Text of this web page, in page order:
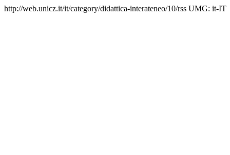
http://web.unicz.it/it/category/didattica-interateneo/10/rss UMG: it-IT